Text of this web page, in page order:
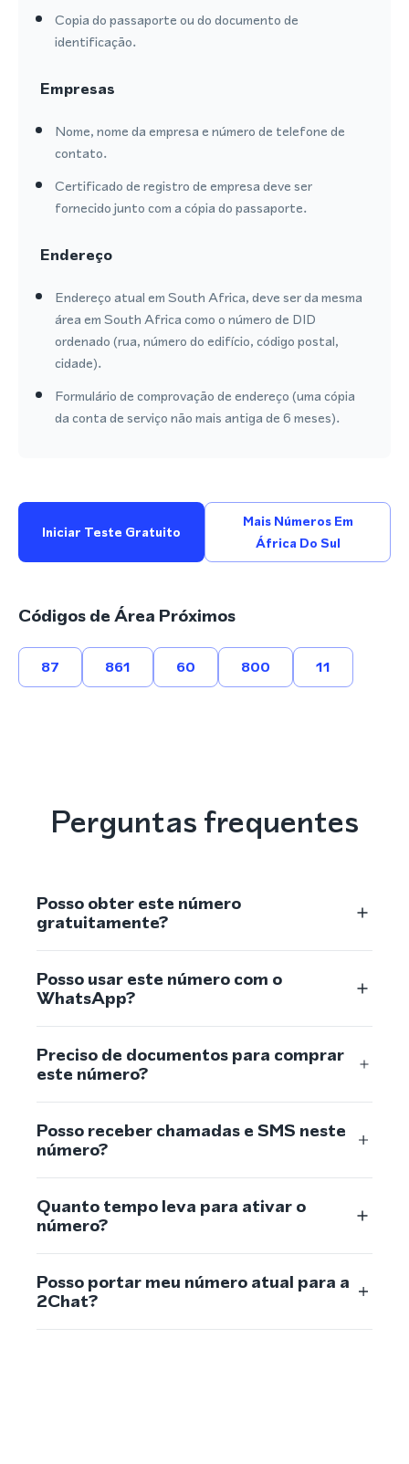
Copia do passaporte ou do documento de
identificação.
Empresas
Nome, nome da empresa e número de telefone de
contato.
Certificado de registro de empresa deve ser
fornecido junto com a cópia do passaporte.
Endereço
Endereço atual em South Africa, deve ser da mesma
área em South Africa como o número de DID
ordenado (rua, número do edifício, código postal,
cidade).
Formulário de comprovação de endereço (uma cópia
da conta de serviço não mais antiga de 6 meses).
Iniciar Teste Gratuito
Mais Números Em
África Do Sul
Códigos de Área Próximos
87 861 60 800 11
Perguntas frequentes
Posso obter este número
gratuitamente?
Posso usar este número com o
WhatsApp?
Preciso de documentos para comprar
este número?
Posso receber chamadas e SMS neste
número?
Quanto tempo leva para ativar o
número?
Posso portar meu número atual para a
2Chat?